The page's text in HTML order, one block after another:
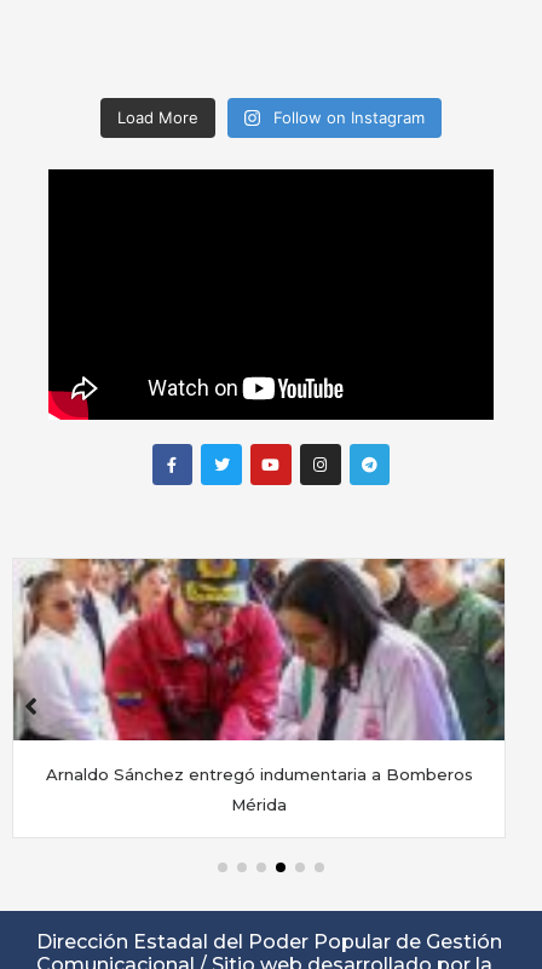
Load More Follow on Instagram
Museo de Arte de Tovar inauguró la exposición «Signos
de
Dirección Estadal del Poder Popular de Gestión